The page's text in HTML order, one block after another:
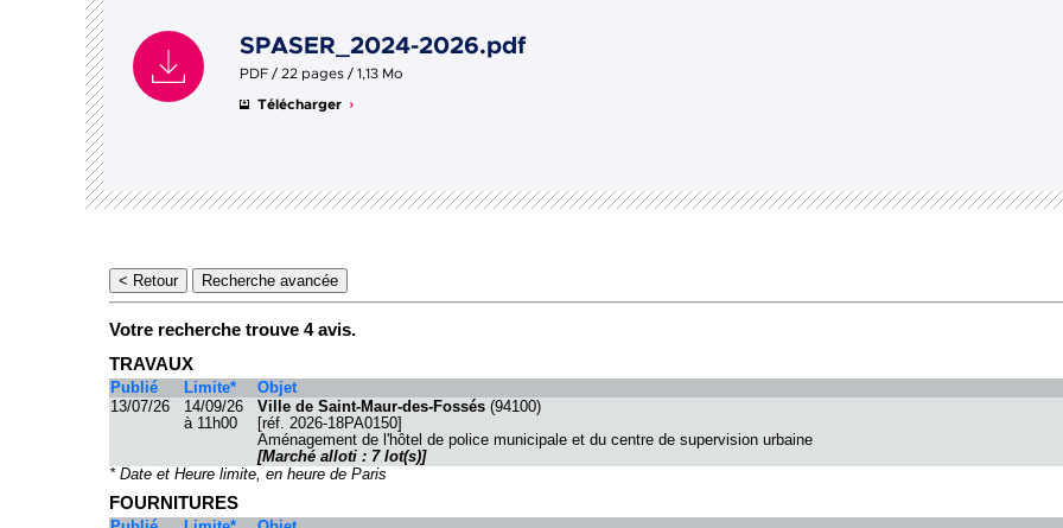
SPASER_2024-2026.pdf
PDF / 22 pages / 1,13 Mo
Télécharger